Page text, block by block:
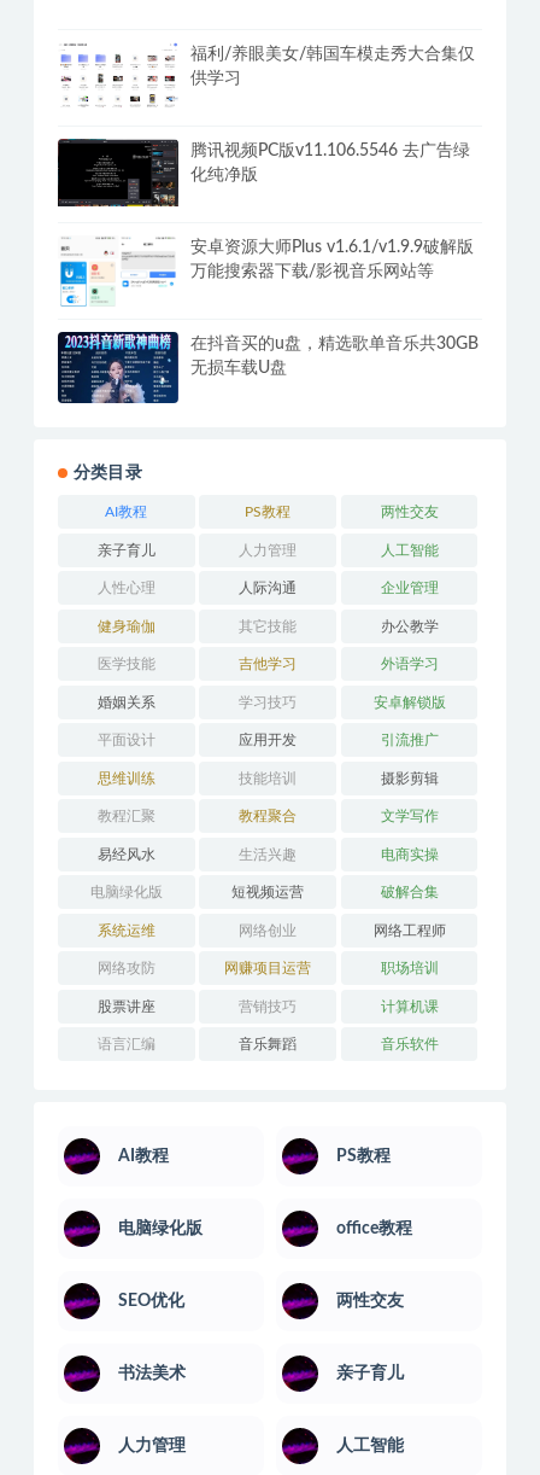
福利/养眼美女/韩国车模走秀大合集仅
供学习
腾讯视频PC版v11.106.5546 去广告绿
化纯净版
安卓资源大师Plus v1.6.1/v1.9.9破解版
万能搜索器下载/影视音乐网站等
在抖音买的u盘，精选歌单音乐共30GB
无损车载U盘
分类目录
AI教程 PS教程 两性交友
亲子育儿 人力管理 人工智能
人性心理 人际沟通 企业管理
健身瑜伽 其它技能 办公教学
医学技能 吉他学习 外语学习
婚姻关系 学习技巧 安卓解锁版
平面设计 应用开发 引流推广
思维训练 技能培训 摄影剪辑
教程汇聚 教程聚合 文学写作
易经风水 生活兴趣 电商实操
电脑绿化版 短视频运营 破解合集
系统运维 网络创业 网络工程师
网络攻防 网赚项目运营 职场培训
股票讲座 营销技巧 计算机课
语言汇编 音乐舞蹈 音乐软件
AI教程 PS教程
电脑绿化版 office教程
SEO优化 两性交友
书法美术 亲子育儿
人力管理 人工智能